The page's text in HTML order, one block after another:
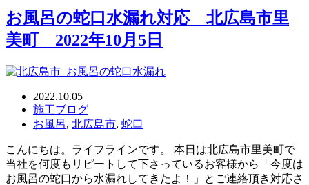
お風呂の蛇口水漏れ対応 北広島市里
美町 2022年10月5日
2022.10.05
施工ブログ
お風呂, 北広島市, 蛇口
こんにちは。ライフラインです。 本日は北広島市里美町で
当社を何度もリピートして下さっているお客様から「今度は
お風呂の蛇口から水漏れしてきたよ！」とご連絡頂き対応さ